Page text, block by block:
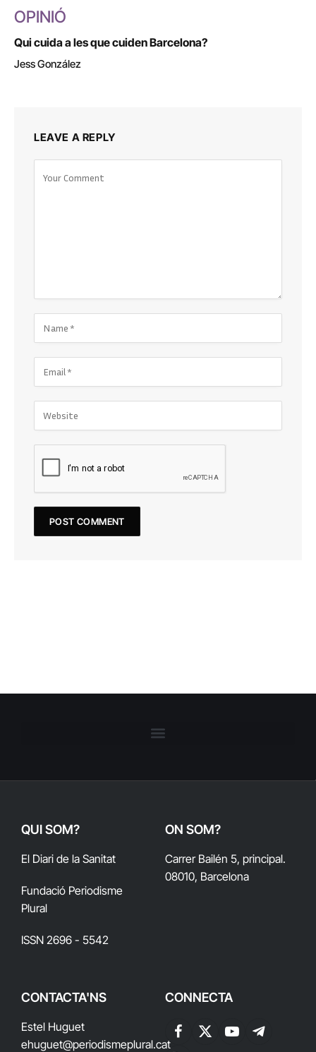
OPINIÓ
Qui cuida a les que cuiden Barcelona?
Jess González
LEAVE A REPLY
QUI SOM?
El Diari de la Sanitat
Fundació Periodisme
Plural
ISSN 2696 - 5542
ON SOM?
Carrer Bailén 5, principal.
08010, Barcelona
CONTACTA'NS
Estel Huguet
ehuguet@periodismeplural.cat
CONNECTA
Facebook
X
YouTubeTelegram